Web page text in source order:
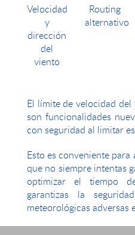
Velocidad
y
dirección
del
viento
Routing
alternativo
El límite de velocidad
son funcionalidades
con seguridad al limitar
Esto es conveniente
que no siempre intentas
optimizar el tiempo
garantizas la
meteorológicas adversas